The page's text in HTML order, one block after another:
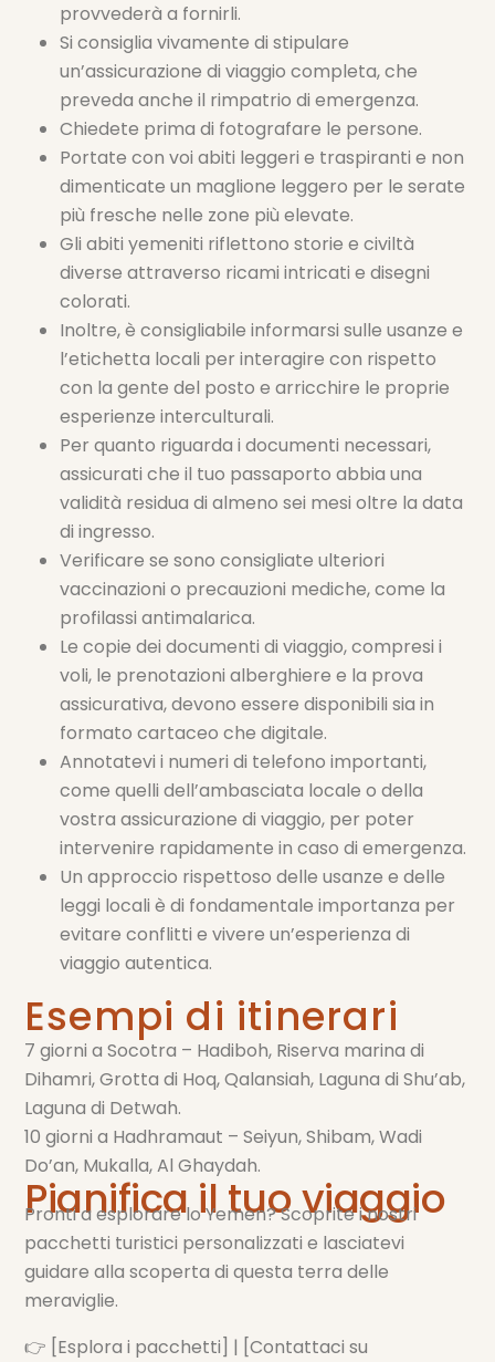
provvederà a fornirli.
Si consiglia vivamente di stipulare
un’assicurazione di viaggio completa, che
preveda anche il rimpatrio di emergenza.
Chiedete prima di fotografare le persone.
Portate con voi abiti leggeri e traspiranti e non
dimenticate un maglione leggero per le serate
più fresche nelle zone più elevate.
Gli abiti yemeniti riflettono storie e civiltà
diverse attraverso ricami intricati e disegni
colorati.
Inoltre, è consigliabile informarsi sulle usanze e
l’etichetta locali per interagire con rispetto
con la gente del posto e arricchire le proprie
esperienze interculturali.
Per quanto riguarda i documenti necessari,
assicurati che il tuo passaporto abbia una
validità residua di almeno sei mesi oltre la data
di ingresso.
Verificare se sono consigliate ulteriori
vaccinazioni o precauzioni mediche, come la
profilassi antimalarica.
Le copie dei documenti di viaggio, compresi i
voli, le prenotazioni alberghiere e la prova
assicurativa, devono essere disponibili sia in
formato cartaceo che digitale.
Annotatevi i numeri di telefono importanti,
come quelli dell’ambasciata locale o della
vostra assicurazione di viaggio, per poter
intervenire rapidamente in caso di emergenza.
Un approccio rispettoso delle usanze e delle
leggi locali è di fondamentale importanza per
evitare conflitti e vivere un’esperienza di
viaggio autentica.
Esempi di itinerari
7 giorni a Socotra – Hadiboh, Riserva marina di
Dihamri, Grotta di Hoq, Qalansiah, Laguna di Shu’ab,
Laguna di Detwah.
10 giorni a Hadhramaut – Seiyun, Shibam, Wadi
Do’an, Mukalla, Al Ghaydah.
Pianifica il tuo viaggio
Pronti a esplorare lo Yemen? Scoprite i nostri
pacchetti turistici personalizzati e lasciatevi
guidare alla scoperta di questa terra delle
meraviglie.
👉 [Esplora i pacchetti] | [Contattaci su